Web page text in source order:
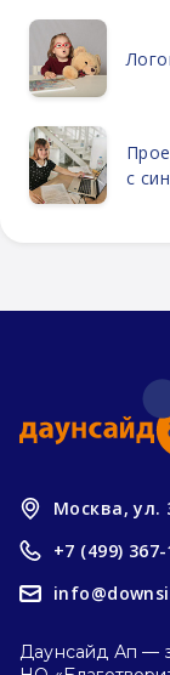
с
Москва, ул.
+7 (499)
Даунсайд Ап —